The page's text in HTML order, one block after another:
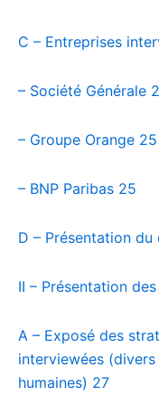
C – Entreprises
– Société Générale
– Groupe Orange 25
– BNP Paribas 25
D – Présentation du
II – Présentation
A – Exposé des
interviewées
humaines) 27